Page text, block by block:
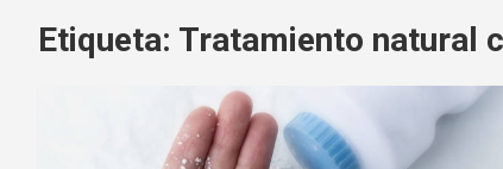
Etiqueta: Tratamiento natural